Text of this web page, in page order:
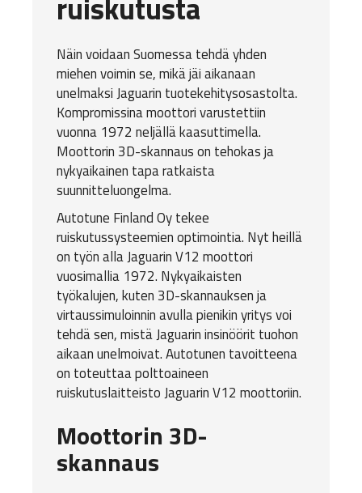
Näin voidaan Suomessa tehdä yhden
miehen voimin se, mikä jäi aikanaan
unelmaksi Jaguarin tuotekehitysosastolta.
Kompromissina moottori varustettiin
vuonna 1972 neljällä kaasuttimella.
Moottorin 3D-skannaus on tehokas ja
nykyaikainen tapa ratkaista
suunnitteluongelma.
Autotune Finland Oytekee
ruiskutussysteemien optimointia. Nyt heillä
on työn alla Jaguarin V12 moottori
vuosimallia 1972. Nykyaikaisten
työkalujen, kuten 3D-skannauksenja
virtaussimuloinninavulla pienikin yritys voi
tehdä sen, mistä Jaguarin insinöörit tuohon
aikaan unelmoivat. Autotunen tavoitteena
on toteuttaa polttoaineen
ruiskutuslaitteisto Jaguarin V12 moottoriin.
Moottorin 3D-
skannaus